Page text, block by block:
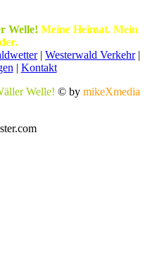
Welle! Meine Heimat. Mein
| Westerwald Verkehr|
| Kontakt
Welle! © by mikeXmedia